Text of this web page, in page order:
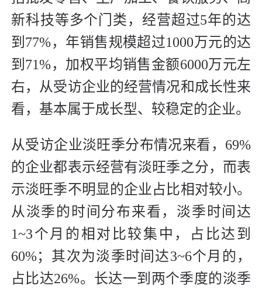
新科技等多个门类，经营超过5年的达
到77%，年销售规模超过1000万元的达
到71%，加权平均销售金额6000万元左
右，从受访企业的经营情况和成长性来
看，基本属于成长型、较稳定的企业。
从受访企业淡旺季分布情况来看，69%
的企业都表示经营有淡旺季之分，而表
示淡旺季不明显的企业占比相对较小。
从淡季的时间分布来看，淡季时间达
1~3个月的相对比较集中，占比达到
60%；其次为淡季时间达3~6个月的，
占比达26%。长达一到两个季度的淡季